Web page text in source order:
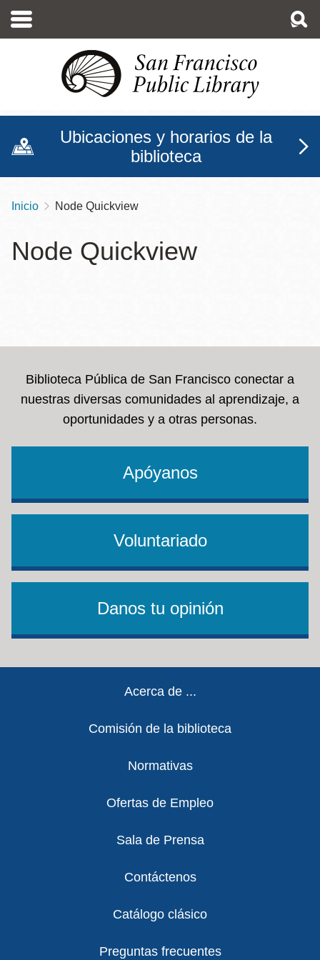
contenido
Ubicaciones y horarios de la
biblioteca
Sobrescribir
de
navegación
Inicio Node Quickview
Node Quickview
Biblioteca Pública de San Francisco conectar a
nuestras diversas comunidades al aprendizaje, a
oportunidades y a otras personas.
Apóyanos
Voluntariado
Danos tu opinión
Acerca de ...
Comisión de la biblioteca
Normativas
Ofertas de Empleo
Sala de Prensa
Contáctenos
Catálogo clásico
Preguntas frecuentes